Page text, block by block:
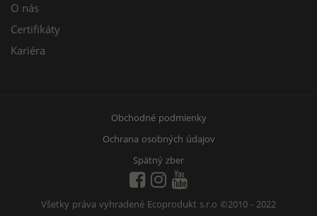
O nás
Certifikáty
Kariéra
Obchodné podmienky
Ochrana osobných údajov
Spätný zber
Všetky práva vyhradené Ecoprodukt s.r.o ©2010 - 2022